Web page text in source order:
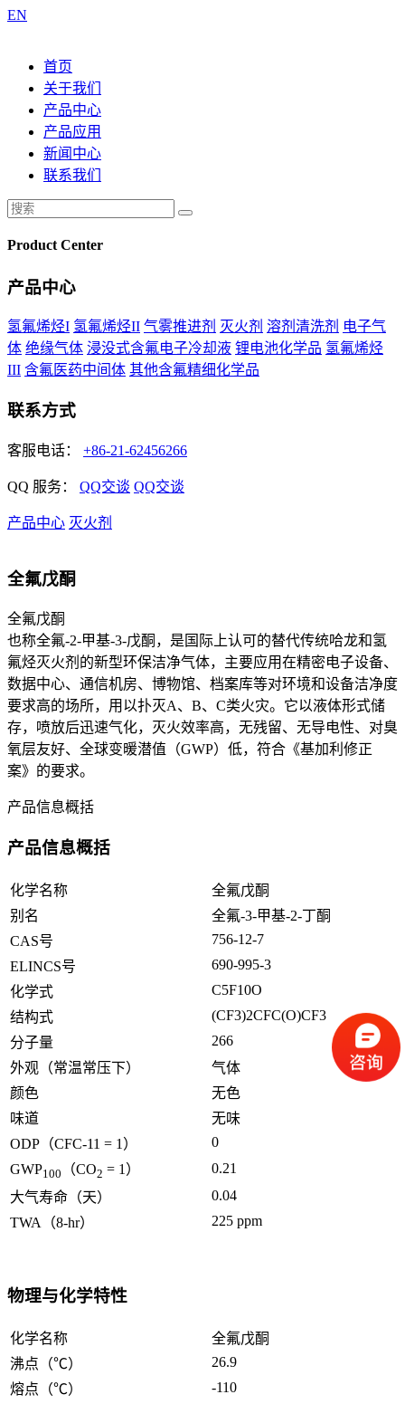
EN
首页
关于我们
产品中心
产品应用
新闻中心
联系我们
Product Center
产品中心
氢氟烯烃I 氢氟烯烃II 气雾推进剂 灭火剂 溶剂清洗剂 电子气
体 绝缘气体 浸没式含氟电子冷却液 锂电池化学品 氢氟烯烃
III 含氟医药中间体 其他含氟精细化学品
联系方式
客服电话： +86-21-62456266
QQ 服务： QQ交谈 QQ交谈
产品中心 灭火剂
全氟戊酮
全氟戊酮
也称全氟-2-甲基-3-戊酮，是国际上认可的替代传统哈龙和氢
氟烃灭火剂的新型环保洁净气体，主要应用在精密电子设备、
数据中心、通信机房、博物馆、档案库等对环境和设备洁净度
要求高的场所，用以扑灭A、B、C类火灾。它以液体形式储
存，喷放后迅速气化，灭火效率高，无残留、无导电性、对臭
氧层友好、全球变暖潜值（GWP）低，符合《基加利修正
案》的要求。
产品信息概括
产品信息概括
化学名称
全氟戊酮
别名
全氟-3-甲基-2-丁酮
CAS号
756-12-7
ELINCS号
690-995-3
化学式
C5F10O
结构式
(CF3)2CFC(O)CF3
分子量
266
外观（常温常压下）
气体
颜色
无色
味道
无味
ODP（CFC-11 = 1）
0
GWP100 （CO2 = 1）
0.21
大气寿命（天）
0.04
TWA（8-hr）
225 ppm
物理与化学特性
化学名称
全氟戊酮
沸点（℃）
26.9
熔点（℃）
-110